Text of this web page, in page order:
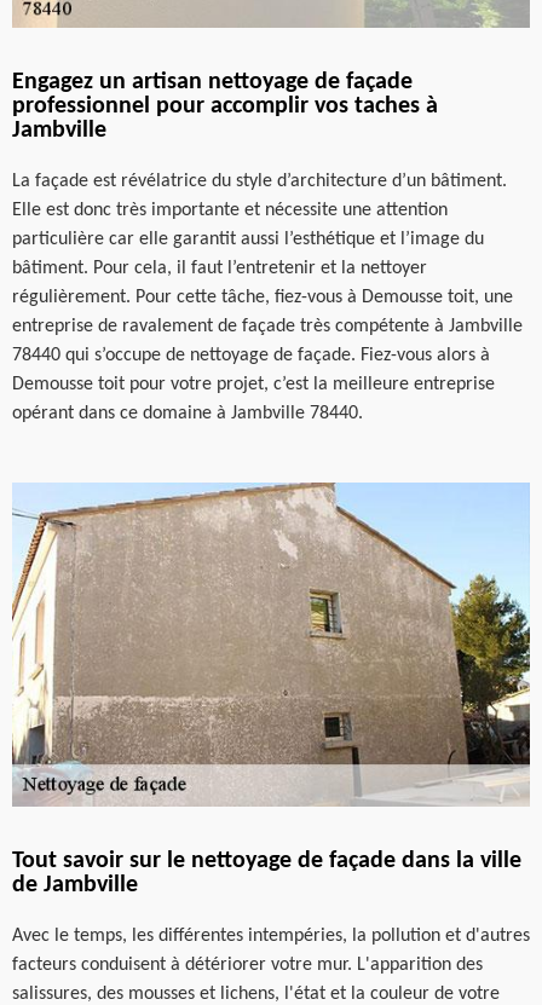
Engagez un artisan nettoyage de façade
professionnel pour accomplir vos taches à
Jambville
La façade est révélatrice du style d’architecture d’un bâtiment.
Elle est donc très importante et nécessite une attention
particulière car elle garantit aussi l’esthétique et l’image du
bâtiment. Pour cela, il faut l’entretenir et la nettoyer
régulièrement. Pour cette tâche, fiez-vous à Demousse toit, une
entreprise de ravalement de façade très compétente à Jambville
78440 qui s’occupe de nettoyage de façade. Fiez-vous alors à
Demousse toit pour votre projet, c’est la meilleure entreprise
opérant dans ce domaine à Jambville 78440.
Tout savoir sur le nettoyage de façade dans la ville
de Jambville
Avec le temps, les différentes intempéries, la pollution et d'autres
facteurs conduisent à détériorer votre mur. L'apparition des
salissures, des mousses et lichens, l'état et la couleur de votre